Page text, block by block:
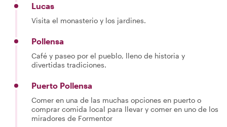
Lucas
Visita el monasterio y los jardines.
Pollensa
Café y paseo por el pueblo, lleno de historia y
divertidas tradiciones.
Puerto Pollensa
Comer en una de las muchas opciones en puerto o
comprar comida local para llevar y comer en uno de los
miradores de Formentor